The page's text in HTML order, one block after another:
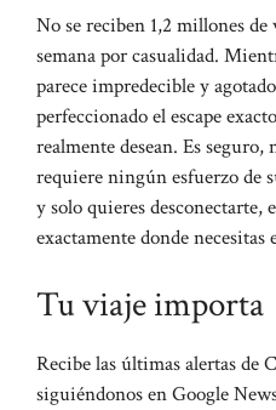
No se reciben 1,2 millones
semana por casualidad.
parece impredecible y
perfeccionado el escape
realmente desean. Es
requiere ningún esfuerzo de
y solo quieres desconectarte,
exactamente donde necesitas
Tu viaje importa
Recibe las últimas alertas de
siguiéndonos en Google